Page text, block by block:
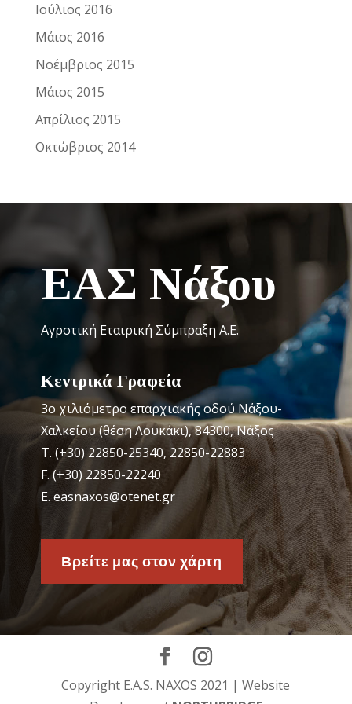
Ιούλιος 2016
Μάιος 2016
Νοέμβριος 2015
Μάιος 2015
Απρίλιος 2015
Οκτώβριος 2014
ΕΑΣ Νάξου
Αγροτική Εταιρική Σύμπραξη Α.Ε.
Κεντρικά Γραφεία
3o χιλιόμετρο επαρχιακής οδού Νάξου-
Χαλκείου (θέση Λουκάκι), 84300, Νάξος
Τ. (+30) 22850-25340, 22850-22883
F. (+30) 22850-22240
Ε. easnaxos@otenet.gr
Βρείτε μας στον χάρτη
Copyright E.A.S. NAXOS 2021 | Website